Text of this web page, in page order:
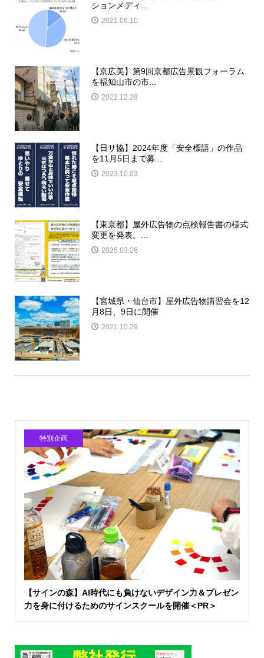
ションメディ...
2021.06.10
【京広美】第9回京都広告景観フォーラム
を福知山市の市...
2022.12.28
【日サ協】2024年度「安全標語」の作品
を11月5日まで募...
2023.10.03
【東京都】屋外広告物の点検報告書の様式
変更を発表。...
2025.03.26
【宮城県・仙台市】屋外広告物講習会を12
月8日、9日に開催
2021.10.29
特別企画
【サインの森】AI時代にも負けないデザイン力＆プレゼン
力を身に付けるためのサインスクールを開催＜PR＞